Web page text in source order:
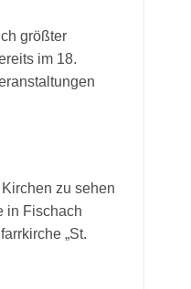
größter
im 18.
zu sehen
in Fischach
„St.